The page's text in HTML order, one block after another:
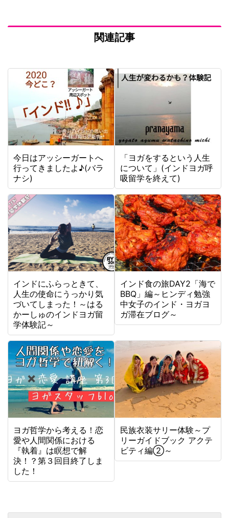
関連記事
今日はアッシーガートへ
行ってきましたよ♪(バラ
ナシ)
「ヨガをするという人生
について」(インドヨガ呼
吸留学を終えて)
インドにふらっときて、
人生の使命にうっかり気
づいてしまった！～はる
かーしゅのインドヨガ留
学体験記～
インド食の旅DAY2「海で
BBQ」編～ヒンディ勉強
中女子のインド・ヨガヨ
ガ滞在ブログ～
ヨガ哲学から考える！恋
愛や人間関係における
『執着』は瞑想で解
決！？第３回目終了しま
した！
民族衣装サリー体験～プ
リーガイドブック アクテ
ビティ編②～